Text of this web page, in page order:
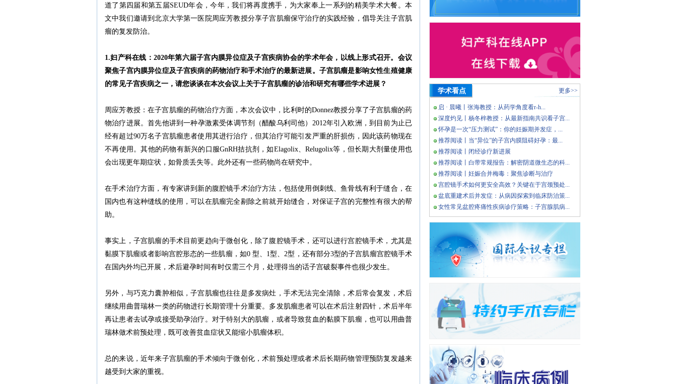
道了第四届和第五届SEUD年会，今年，我们将再度携手，为大家奉上一系列的精美学术大餐。本
文中我们邀请到北京大学第一医院周应芳教授分享子宫肌瘤保守治疗的实践经验，倡导关注子宫肌
瘤的复发防治。
1.妇产科在线：2020年第六届子宫内膜异位症及子宫疾病协会的学术年会，以线上形式召开。会议
聚焦子宫内膜异位症及子宫疾病的药物治疗和手术治疗的最新进展。子宫肌瘤是影响女性生殖健康
的常见子宫疾病之一，请您谈谈在本次会议上关于子宫肌瘤的诊治和研究有哪些学术进展？
周应芳教授：在子宫肌瘤的药物治疗方面，本次会议中，比利时的Donnez教授分享了子宫肌瘤的药
物治疗进展。首先他讲到一种孕激素受体调节剂（醋酸乌利司他）2012年引入欧洲，到目前为止已
经有超过90万名子宫肌瘤患者使用其进行治疗，但其治疗可能引发严重的肝损伤，因此该药物现在
不再使用。其他的药物有新兴的口服GnRH拮抗剂，如Elagolix、Relugolix等，但长期大剂量使用也
会出现更年期症状，如骨质丢失等。此外还有一些药物尚在研究中。
在手术治疗方面，有专家讲到新的腹腔镜手术治疗方法，包括使用倒刺线、鱼骨线有利于缝合，在
国内也有这种缝线的使用，可以在肌瘤完全剔除之前就开始缝合，对保证子宫的完整性有很大的帮
助。
事实上，子宫肌瘤的手术目前更趋向于微创化，除了腹腔镜手术，还可以进行宫腔镜手术，尤其是
黏膜下肌瘤或者影响宫腔形态的一些肌瘤，如0 型、1型、2型，还有部分3型的子宫肌瘤宫腔镜手术
在国内外均已开展，术后避孕时间有时仅需三个月，处理得当的话子宫破裂事件也很少发生。
另外，与巧克力囊肿相似，子宫肌瘤也往往是多发病灶，手术无法完全清除，术后常会复发，术后
继续用曲普瑞林一类的药物进行长期管理十分重要。多发肌瘤患者可以在术后注射四针，术后半年
再让患者去试孕或接受助孕治疗。对于特别大的肌瘤，或者导致贫血的黏膜下肌瘤，也可以用曲普
瑞林做术前预处理，既可改善贫血症状又能缩小肌瘤体积。
总的来说，近年来子宫肌瘤的手术倾向于微创化，术前预处理或者术后长期药物管理预防复发越来
越受到大家的重视。
学术看点 更多>>
启 · 晨曦丨张海教授：从药学角度看r-h...
深度灼见丨杨冬梓教授：从最新指南共识看子宫...
怀孕是一次“压力测试”：你的妊娠期并发症，...
推荐阅读丨当“异位”的子宫内膜阻碍好孕：最...
推荐阅读丨闭经诊疗新进展
推荐阅读丨白带常规报告：解密阴道微生态的科...
推荐阅读丨妊娠合并梅毒：聚焦诊断与治疗
宫腔镜手术如何更安全高效？关键在于宫颈预处...
盆底重建术后并发症：从病因探索到临床防治策...
女性常见盆腔疼痛性疾病诊疗策略：子宫腺肌病...